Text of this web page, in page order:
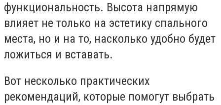
функциональность. Высота напрямую
влияет не только на эстетику спального
места, но и на то, насколько удобно будет
ложиться и вставать.
Вот несколько практических
рекомендаций, которые помогут выбрать